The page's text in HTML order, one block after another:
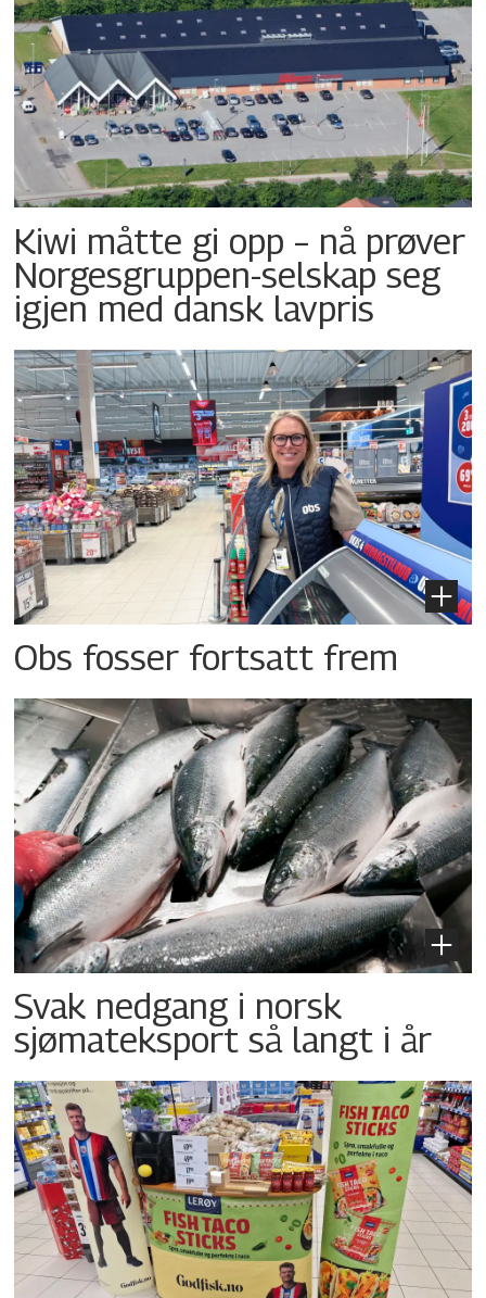
Kiwi måtte gi opp – nå prøver
Norgesgruppen-selskap seg
igjen med dansk lavpris
Obs fosser fortsatt frem
Svak nedgang i norsk
sjømateksport så langt i år